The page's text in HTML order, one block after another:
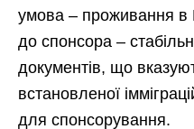
умова – проживання в
до спонсора –
документів, що
встановленої
для спонсорування.